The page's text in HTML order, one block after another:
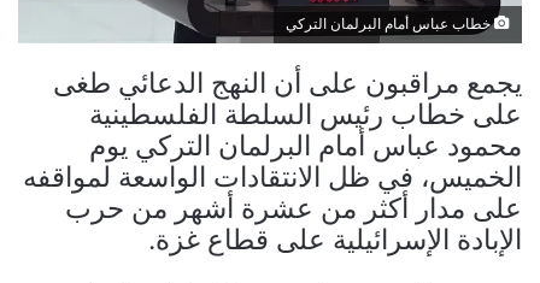
خطاب عباس أمام البرلمان التركي
يجمع مراقبون على أن النهج الدعائي طغى
على خطاب رئيس السلطة الفلسطينية
محمود عباس أمام البرلمان التركي يوم
الخميس، في ظل الانتقادات الواسعة لمواقفه
على مدار أكثر من عشرة أشهر من حرب
الإبادة الإسرائيلية على قطاع غزة.